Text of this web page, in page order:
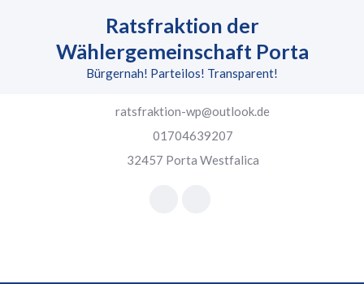
Ratsfraktion der
Wählergemeinschaft Porta
Bürgernah! Parteilos! Transparent!
ratsfraktion-wp@outlook.de
01704639207
32457 Porta Westfalica